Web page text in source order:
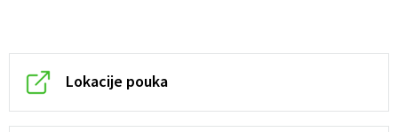
Lokacije pouka